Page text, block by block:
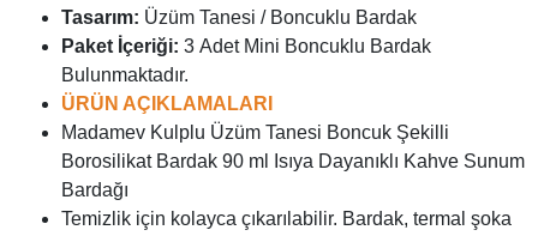
Tasarım: Üzüm Tanesi / Boncuklu Bardak
Paket İçeriği: 3 Adet Mini Boncuklu Bardak
Bulunmaktadır.
ÜRÜN AÇIKLAMALARI
Madamev Kulplu Üzüm Tanesi Boncuk Şekilli
Borosilikat Bardak 90 ml Isıya Dayanıklı Kahve Sunum
Bardağı
Temizlik için kolayca çıkarılabilir. Bardak, termal şoka